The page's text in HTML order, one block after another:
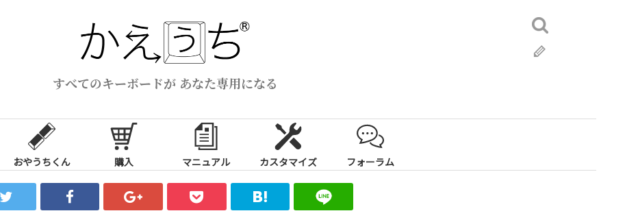
すべてのキーボードが あなた専用になる
検
索:
おやうちくん 購入 マニュアル カスタマイズ フォーラム